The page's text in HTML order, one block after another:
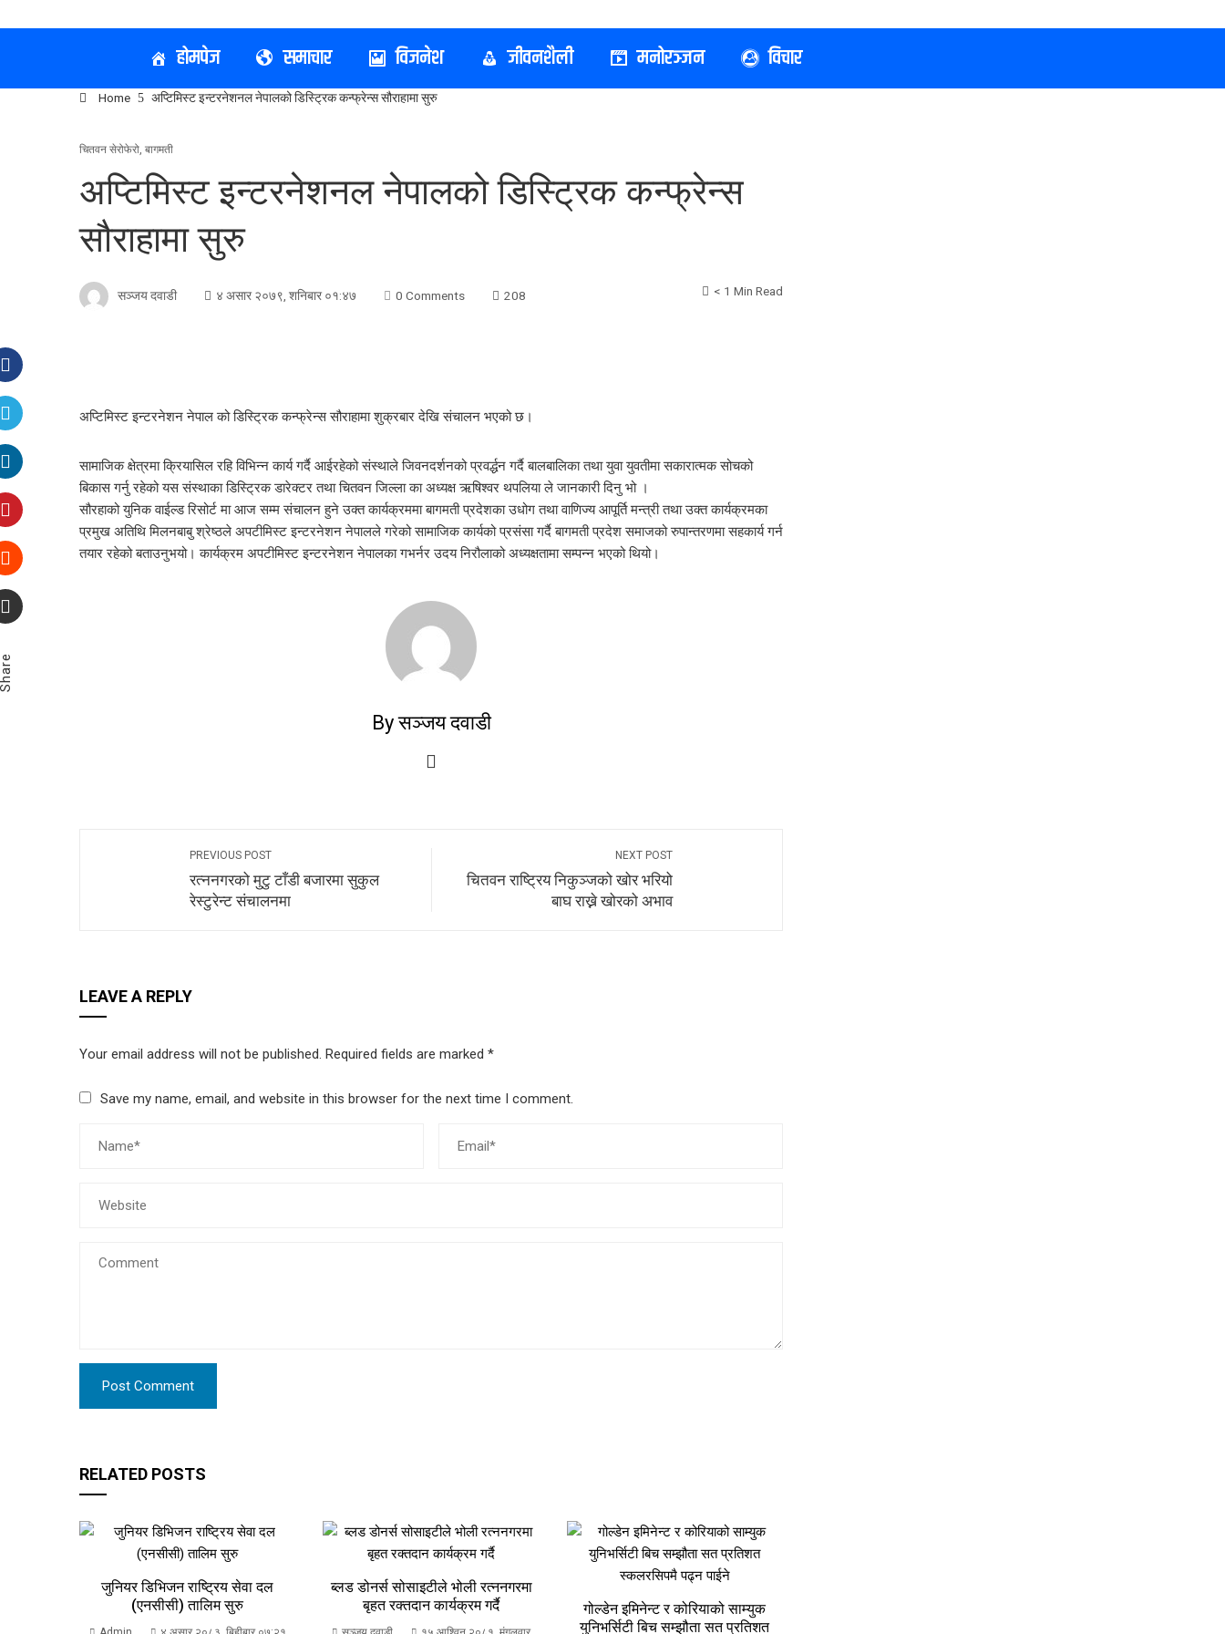
होमपेज समाचार विजनेश जीवनशैली मनोरञ्जन विचार
Home अप्टिमिस्ट इन्टरनेशनल नेपालको डिस्ट्रिक कन्फ्रेन्स सौराहामा सुरु
चितवन सेरोफेरो, बागमती
अप्टिमिस्ट इन्टरनेशनल नेपालको डिस्ट्रिक कन्फ्रेन्स
सौराहामा सुरु
सञ्जय दवाडी ४ असार २०७९, शनिबार ०१:४७ 0 Comments 208 < 1 Min Read
अप्टिमिस्ट इन्टरनेशन नेपाल को डिस्ट्रिक कन्फ्रेन्स सौराहामा शुक्रबार देखि संचालन भएको छ।
सामाजिक क्षेत्रमा क्रियासिल रहि विभिन्न कार्य गर्दै आईरहेको संस्थाले जिवनदर्शनको प्रवर्द्धन गर्दै बालबालिका तथा युवा युवतीमा सकारात्मक सोचको
बिकास गर्नु रहेको यस संस्थाका डिस्ट्रिक डारेक्टर तथा चितवन जिल्ला का अध्यक्ष ऋषिश्वर थपलिया ले जानकारी दिनु भो ।
सौरहाको युनिक वाईल्ड रिसोर्ट मा आज सम्म संचालन हुने उक्त कार्यक्रममा बागमती प्रदेशका उधोग तथा वाणिज्य आपूर्ति मन्त्री तथा उक्त कार्यक्रमका
प्रमुख अतिथि मिलनबाबु श्रेष्ठले अपटीमिस्ट इन्टरनेशन नेपालले गरेको सामाजिक कार्यको प्रसंसा गर्दै बागमती प्रदेश समाजको रुपान्तरणमा सहकार्य गर्न
तयार रहेको बताउनुभयो। कार्यक्रम अपटीमिस्ट इन्टरनेशन नेपालका गभर्नर उदय निरौलाको अध्यक्षतामा सम्पन्न भएको थियो।
By सञ्जय दवाडी
PREVIOUS POST
रत्ननगरको मुटु टाँडी बजारमा सुकुल
रेस्टुरेन्ट संचालनमा
NEXT POST
चितवन राष्ट्रिय निकुञ्जको खोर भरियो
बाघ राख्ने खोरको अभाव
LEAVE A REPLY
Your email address will not be published. Required fields are marked *
Save my name, email, and website in this browser for the next time I comment.
RELATED POSTS
जुनियर डिभिजन राष्ट्रिय सेवा दल
(एनसीसी) तालिम सुरु
ब्लड डोनर्स सोसाइटीले भोली रत्ननगरमा
बृहत रक्तदान कार्यक्रम गर्दै
गोल्डेन इमिनेन्ट र कोरियाको साम्युक
युनिभर्सिटी बिच सम्झौता सत प्रतिशत